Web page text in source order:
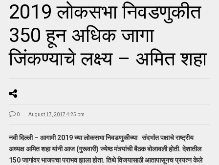
2019 लोकसभा निवडणुकीत
350 हून अधिक जागा
जिंकण्याचे लक्ष्य – अमित शहा
0 August 17, 2017 4:25 pm
नवी दिल्ली – आगामी 2019 च्या लोकसभा निवडणुकीच्या संदर्भात पक्षाचे राष्ट्रीय
अध्यक्ष अमित शहा यांनी आज (गुरूवारी) ज्येष्ठ मंत्र्यांची बैठक बोलावली होती. देशातील
150 जागांवर भाजपचा पराभव झाला होता. तिथे विजयासाठी आतापासूनच प्रयत्न केले